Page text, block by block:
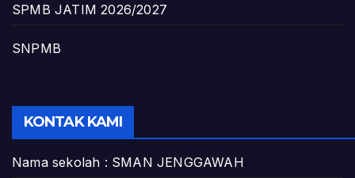
SPMB JATIM 2026/2027
SNPMB
KONTAK KAMI
Nama sekolah : SMAN JENGGAWAH